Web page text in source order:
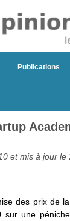
Publications
et mis à jour le
des prix de
sur une